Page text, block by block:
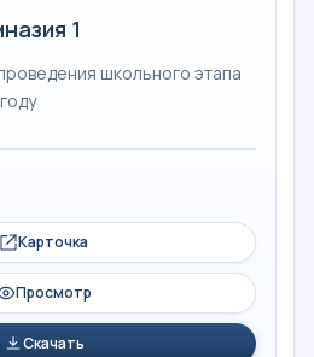
1
школьного этапа
Карточка
Просмотр
Скачать